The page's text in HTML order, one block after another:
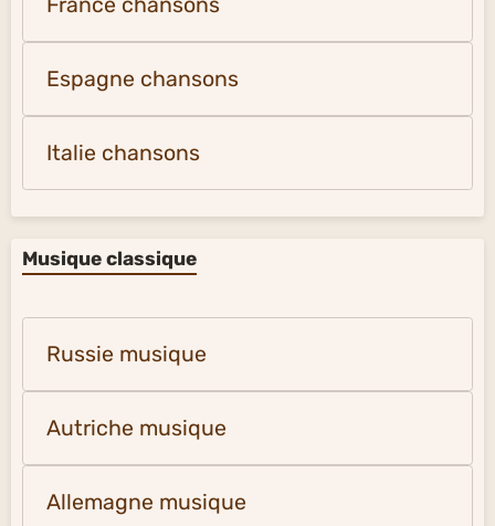
France chansons
Espagne chansons
Italie chansons
Musique classique
Russie musique
Autriche musique
Allemagne musique